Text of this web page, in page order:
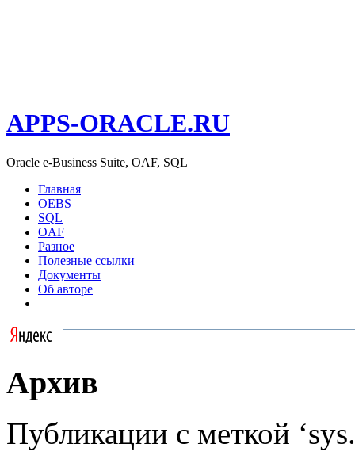
APPS-ORACLE.RU
Oracle e-Business Suite, OAF, SQL
Главная
OEBS
SQL
OAF
Разное
Полезные ссылки
Документы
Об авторе
Архив
Публикации с меткой